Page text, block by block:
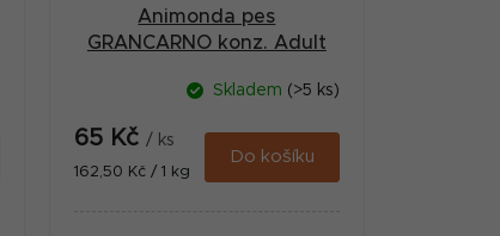
Animonda pes
GRANCARNO konz. Adult
Skladem (>5 ks)
65 Kč / ks
Měrná
162,50 Kč / 1 kg
Do košíku